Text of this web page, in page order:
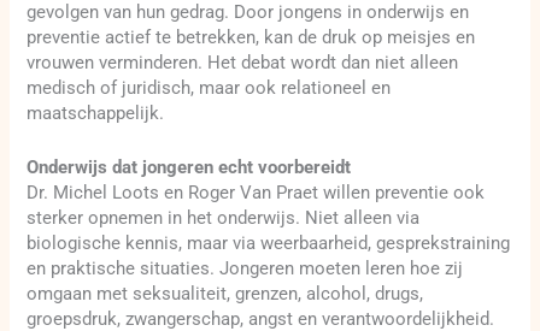
gevolgen van hun gedrag. Door jongens in onderwijs en
preventie actief te betrekken, kan de druk op meisjes en
vrouwen verminderen. Het debat wordt dan niet alleen
medisch of juridisch, maar ook relationeel en
maatschappelijk.
Onderwijs dat jongeren echt voorbereidt
Dr. Michel Loots en Roger Van Praet willen preventie ook
sterker opnemen in het onderwijs. Niet alleen via
biologische kennis, maar via weerbaarheid, gesprekstraining
en praktische situaties. Jongeren moeten leren hoe zij
omgaan met seksualiteit, grenzen, alcohol, drugs,
groepsdruk, zwangerschap, angst en verantwoordelijkheid.